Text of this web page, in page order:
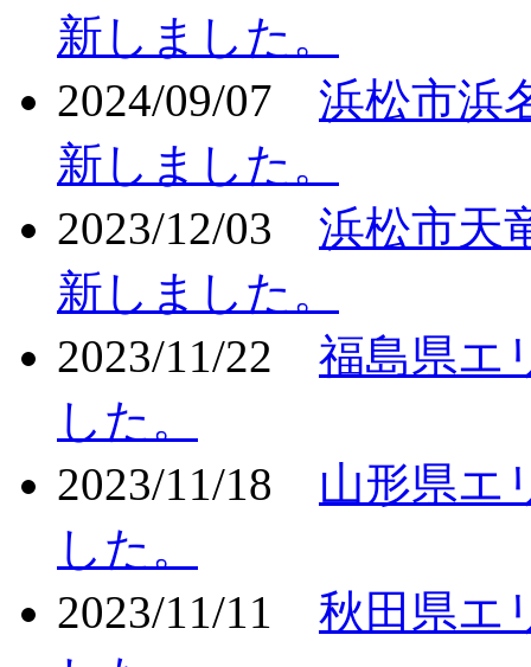
新しました。
2024/09/07
浜松市浜
新しました。
2023/12/03
浜松市天
新しました。
2023/11/22
福島県エ
した。
2023/11/18
山形県エ
した。
2023/11/11
秋田県エ